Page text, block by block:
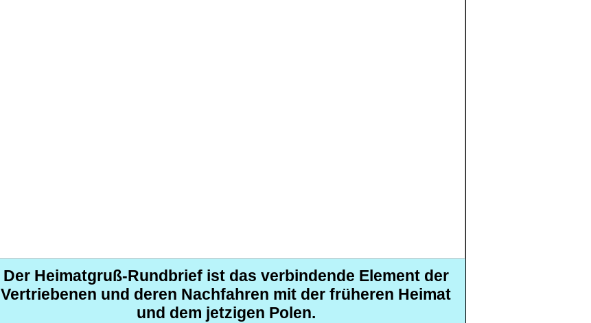
Der Heimatgruß-Rundbrief ist das verbindende Element der
Vertriebenen und deren Nachfahren mit der früheren Heimat
und dem jetzigen Polen.